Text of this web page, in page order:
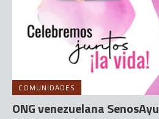
COMUNIDADES
ONG venezuelana